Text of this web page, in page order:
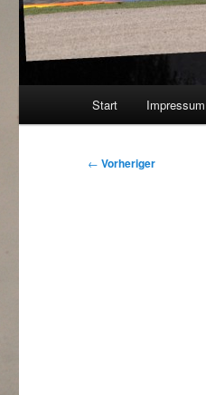
Start Impressum
Beitragsnavigation
← Vorheriger